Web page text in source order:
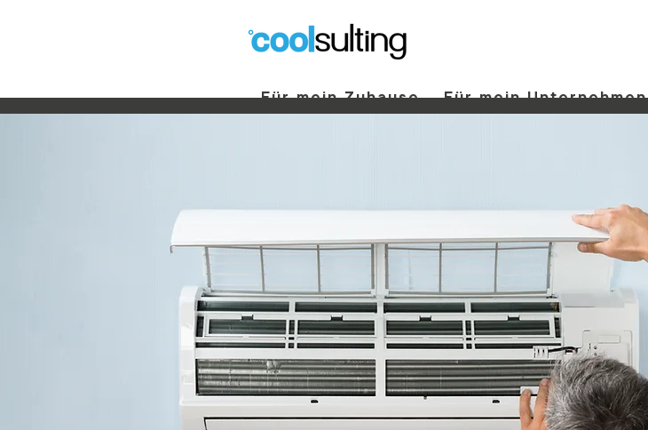
Für mein Zuhause Für mein Unternehmen